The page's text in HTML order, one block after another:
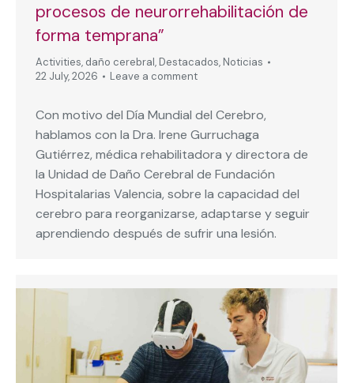
procesos de neurorrehabilitación de
forma temprana”
Activities, daño cerebral, Destacados, Noticias
22 July, 2026
Leave a comment
Con motivo del Día Mundial del Cerebro,
hablamos con la Dra. Irene Gurruchaga
Gutiérrez, médica rehabilitadora y directora de
la Unidad de Daño Cerebral de Fundación
Hospitalarias Valencia, sobre la capacidad del
cerebro para reorganizarse, adaptarse y seguir
aprendiendo después de sufrir una lesión.